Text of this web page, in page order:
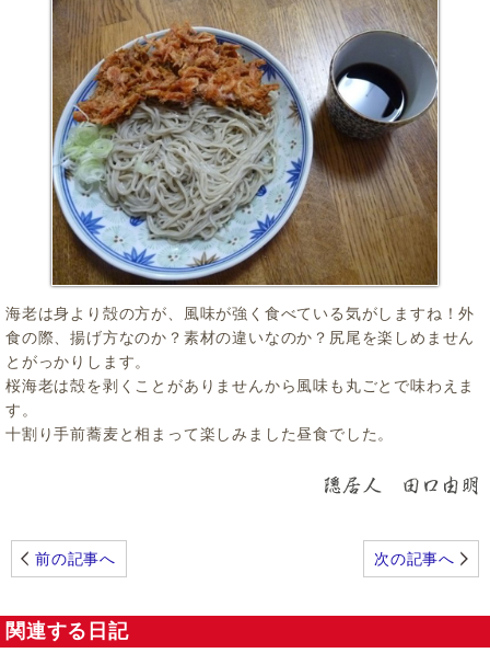
海老は身より殻の方が、風味が強く食べている気がしますね！外
食の際、揚げ方なのか？素材の違いなのか？尻尾を楽しめません
とがっかりします。
桜海老は殻を剥くことがありませんから風味も丸ごとで味わえま
す。
十割り手前蕎麦と相まって楽しみました昼食でした。
前の記事へ 次の記事へ
関連する日記